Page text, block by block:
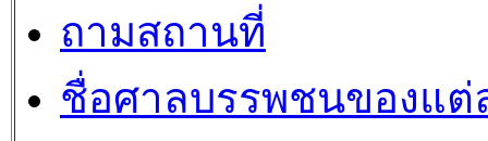
ถามสถานที่
ชื่อศาลบรรพชนของแต่